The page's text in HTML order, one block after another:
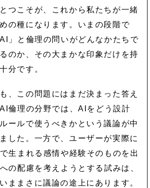
つこそが、これから私たちが一緒
の種になります。いまの段階で
」と倫理の問いがどんなかたちで
のか、その大まかな印象だけを持
分です。
、この問題にはまだ決まった答え
倫理の分野では、AIをどう設計
ールで使うべきかという議論が中
した。一方で、ユーザーが実際に
生まれる感情や経験そのものを出
の配慮を考えようとする試みは、
ままさに議論の途上にあります。